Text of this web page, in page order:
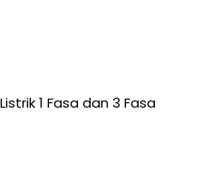
1 Fasa dan 3 Fasa